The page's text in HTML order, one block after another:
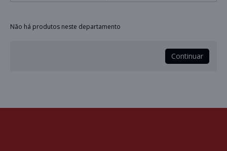
Não há produtos neste departamento
Continuar